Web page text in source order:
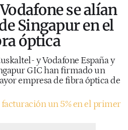
se alían
Singapur en el
óptica
y Vodafone España y
GIC han firmado un
empresa de fibra óptica de
un 5% en el primer